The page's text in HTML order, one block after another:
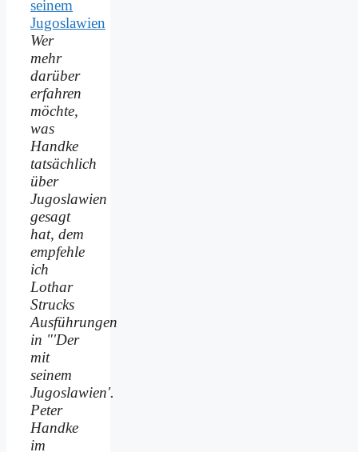
Wer
mehr
darüber
erfahren
möchte,
was
Handke
tatsächlich
über
Jugoslawien
gesagt
hat, dem
empfehle
ich
Lothar
Strucks
Ausführungen
in "'Der
mit
seinem
Jugoslawien'.
Peter
Handke
im